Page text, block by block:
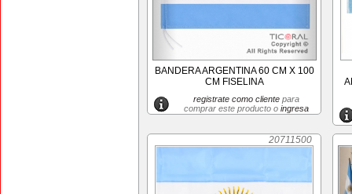
BANDERA ARGENTINA 60 CM X 100
CM FISELINA
registrate como clientepara
comprar este producto o ingresa
20711500